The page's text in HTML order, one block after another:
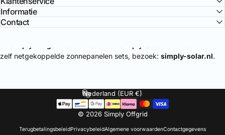
Informatie
Contact
zelf netgekoppelde zonnepanelen sets, bezoek: simply-solar.nl.
© 2026 Simply Offgrid
TerugbetalingsbeleidPrivacybeleidAlgemene voorwaardenContactgegevens
Land/regio
Nederland (EUR €)